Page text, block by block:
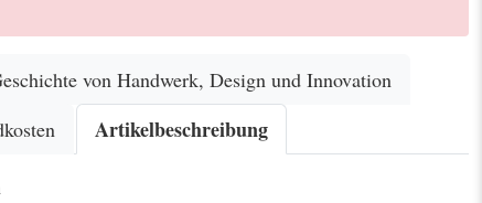
von Handwerk, Design und Innovation
Artikelbeschreibung